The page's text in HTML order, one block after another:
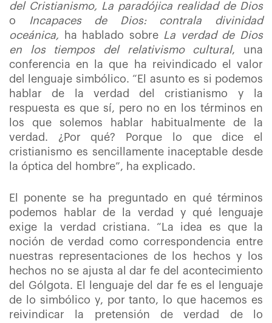
del Cristianismo, La paradójica realidad de Dios
o
Incapaces de Dios: contrala divinidad
oceánica,
ha hablado sobre La verdad de Dios
en los tiempos del relativismo cultural, una
conferencia en la que ha reivindicado el valor
del lenguaje simbólico. “El asunto es si podemos
hablar de la verdad del cristianismo y la
respuesta es que sí, pero no en los términos en
los que solemos hablar habitualmente de la
verdad. ¿Por qué? Porque lo que dice el
cristianismo es sencillamente inaceptable desde
la óptica del hombre”, ha explicado.
El ponente se ha preguntado en qué términos
podemos hablar de la verdad y qué lenguaje
exige la verdad cristiana. “La idea es que la
noción de verdad como correspondencia entre
nuestras representaciones de los hechos y los
hechos no se ajusta al dar fe del acontecimiento
del Gólgota. El lenguaje del dar fe es el lenguaje
de lo simbólico y, por tanto, lo que hacemos es
reivindicar la pretensión de verdad de lo